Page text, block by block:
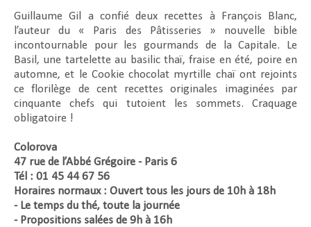
Guillaume Gil a confié deux recettes à François Blanc,
l’auteur du « Paris des Pâtisseries » nouvelle bible
incontournable pour les gourmands de la Capitale. Le
Basil, une tartelette au basilic thaï, fraise en été, poire en
automne, et le Cookie chocolat myrtille chaï ont rejoints
ce florilège de cent recettes originales imaginées par
cinquante chefs qui tutoient les sommets. Craquage
obligatoire !
Colorova
47 rue de l’Abbé Grégoire - Paris 6
Tél : 01 45 44 67 56
Horaires normaux : Ouvert tous les jours de 10h à 18h
- Le temps du thé, toute la journée
- Propositions salées de 9h à 16h